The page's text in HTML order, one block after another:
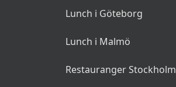
Lunch i Göteborg
Lunch i Malmö
Restauranger Stockholm